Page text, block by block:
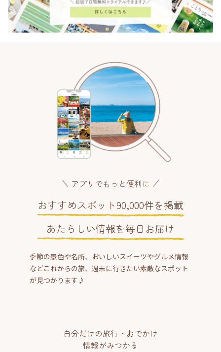
アプリでもっと便利に
おすすめスポット90,000件を掲載
あたらしい情報を毎日お届け
季節の景色や名所、おいしいスイーツやグルメ情報
などこれからの旅、週末に行きたい素敵なスポット
が見つかります♪
自分だけの旅行・おでかけ
情報がみつかる